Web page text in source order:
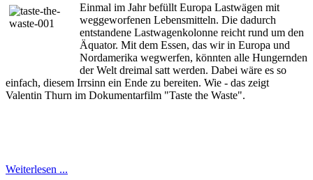
Einmal im Jahr befüllt Europa Lastwägen mit
weggeworfenen Lebensmitteln. Die dadurch
entstandene Lastwagenkolonne reicht rund um den
Äquator. Mit dem Essen, das wir in Europa und
Nordamerika wegwerfen, könnten alle Hungernden
der Welt dreimal satt werden. Dabei wäre es so
einfach, diesem Irrsinn ein Ende zu bereiten. Wie - das zeigt
Valentin Thurn im Dokumentarfilm "Taste the Waste".
Weiterlesen ...